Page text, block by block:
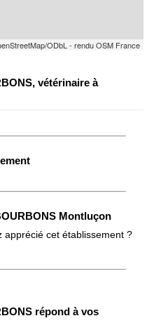
ODbL - rendu OSM France
vétérinaire à
Montluçon
apprécié cet établissement ?
répond à vos